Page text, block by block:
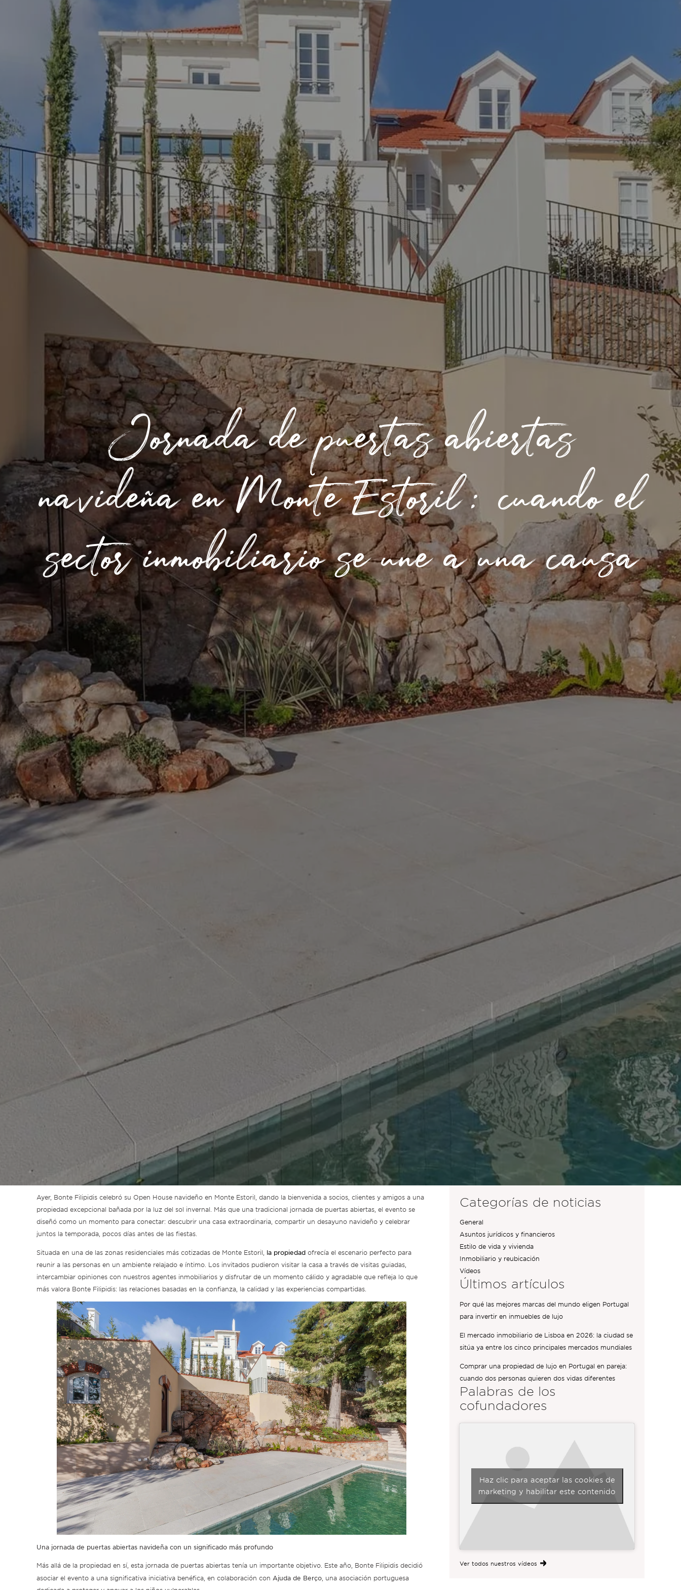
Jornada de puertas abiertas
navideña en Monte Estoril: cuando el
sector inmobiliario se une a una causa
Ayer, Bonte Filipidis celebró su Open House navideño en Monte Estoril, dando la bienvenida a socios, clientes y amigos a una
propiedad excepcional bañada por la luz del sol invernal. Más que una tradicional jornada de puertas abiertas, el evento se
diseñó como un momento para conectar: descubrir una casa extraordinaria, compartir un desayuno navideño y celebrar
juntos la temporada, pocos días antes de las fiestas.
Situada en una de las zonas residenciales más cotizadas de Monte Estoril, la propiedad ofrecía el escenario perfecto para
reunir a las personas en un ambiente relajado e íntimo. Los invitados pudieron visitar la casa a través de visitas guiadas,
intercambiar opiniones con nuestros agentes inmobiliarios y disfrutar de un momento cálido y agradable que refleja lo que
más valora Bonte Filipidis: las relaciones basadas en la confianza, la calidad y las experiencias compartidas.
Una jornada de puertas abiertas navideña con un significado más profundo
Más allá de la propiedad en sí, esta jornada de puertas abiertas tenía un importante objetivo. Este año, Bonte Filipidis decidió
asociar el evento a una significativa iniciativa benéfica, en colaboración con Ajuda de Berço, una asociación portuguesa
Categorías de noticias
General
Asuntos jurídicos y financieros
Estilo de vida y vivienda
Inmobiliario y reubicación
Vídeos
Últimos artículos
Por qué las mejores marcas del mundo eligen Portugal
para invertir en inmuebles de lujo
El mercado inmobiliario de Lisboa en 2026: la ciudad se
sitúa ya entre los cinco principales mercados mundiales
Comprar una propiedad de lujo en Portugal en pareja:
cuando dos personas quieren dos vidas diferentes
Palabras de los
cofundadores
Haz clic para aceptar las cookies de
marketing y habilitar este contenido
Ver todos nuestros vídeos
Fuera del mercado
Todas las propiedades